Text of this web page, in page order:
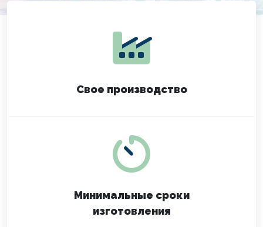
Свое производство
Минимальные сроки
изготовления